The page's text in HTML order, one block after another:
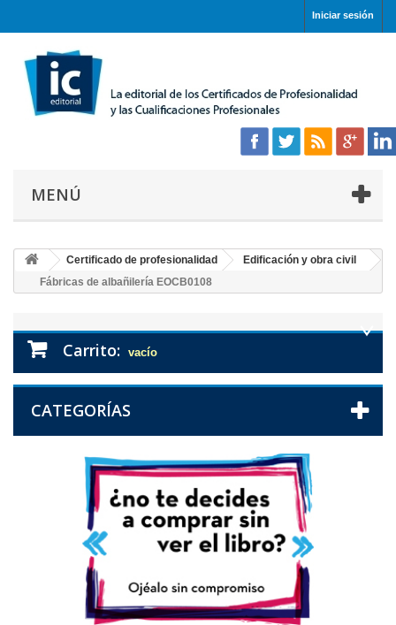
Iniciar sesión
MENÚ
Certificado de profesionalidad
Edificación y obra civil
Fábricas de albañilería EOCB0108
Carrito: vacío
CATEGORÍAS